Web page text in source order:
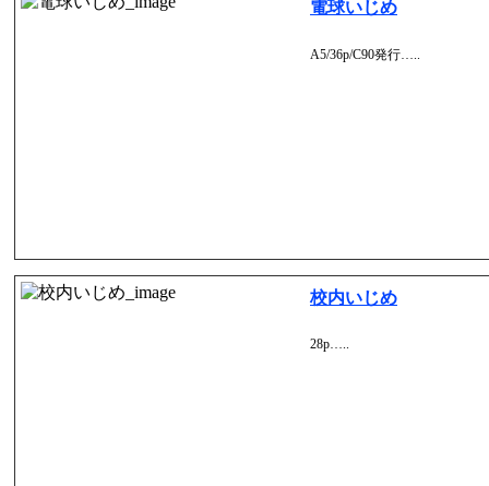
電球いじめ
A5/36p/C90発行…..
校内いじめ
28p…..